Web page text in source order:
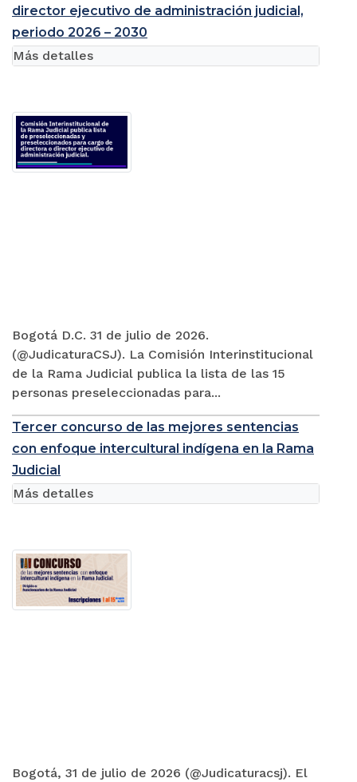
director ejecutivo de administración judicial,
periodo 2026 – 2030
Bogotá D.C. 31 de julio de 2026.
(@JudicaturaCSJ). La Comisión Interinstitucional
de la Rama Judicial publica la lista de las 15
personas preseleccionadas para...
Más detalles
Tercer concurso de las mejores sentencias
con enfoque intercultural indígena en la Rama
Judicial
Bogotá, 31 de julio de 2026 (@Judicaturacsj). El
Más detalles